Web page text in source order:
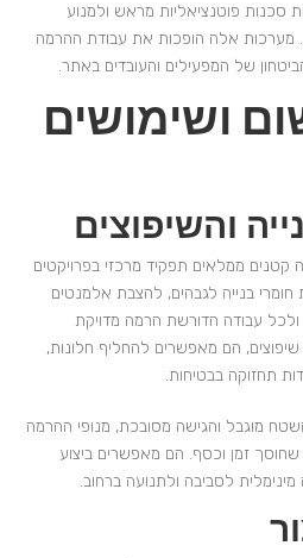
סכנות פוטנציאליות מראש ולמנוע
מערכות אלה הופכות את עבודת ההרמה
של המפעילים והעובדים באתר.
ושימושים
והשיפוצים
קטנים ממלאים תפקיד מרכזי בפרויקטים
בנייה לגבהים, להצבת אלמנטים
עבודה הדורשת הרמה מדויקת
שיפוצים, הם מאפשרים להחליף חלונות,
תחזוקה בבטיחות.
מוגבל והגישה מסובכת, מנופי ההרמה
שחוסך זמן וכסף. הם מאפשרים ביצוע
לסביבה ולתנועה ברחוב.